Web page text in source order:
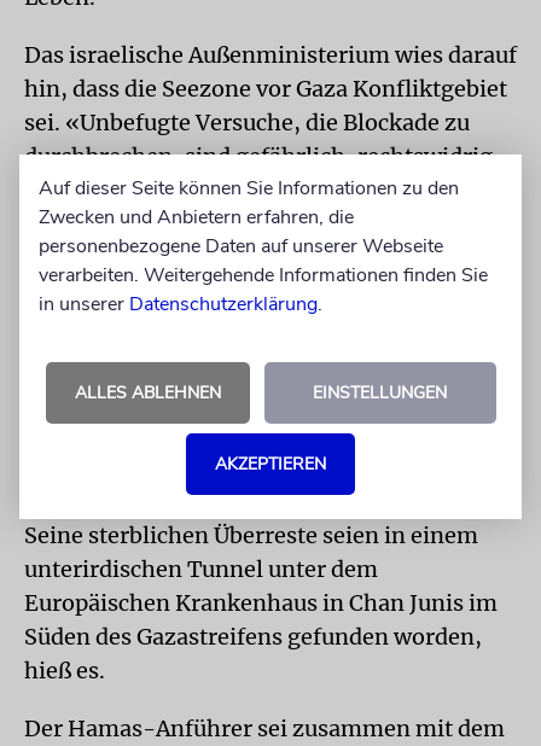
Das israelische Außenministerium wies darauf
hin, dass die Seezone vor Gaza Konfliktgebiet
sei. «Unbefugte Versuche, die Blockade zu
durchbrechen, sind gefährlich, rechtswidrig
und unterminieren die derzeitigen
humanitären Bemühungen.»
Armee: Leiche von Hamas-Führer
identifiziert
Derweil wurde nach Angaben der israelischen
Armee die Leiche des Hamas-Militärchefs
Mohammed al-Sinwar identifiziert - der
Bruder des einstigen, ebenfalls
getöteten Hamas-Anführers Jihia al-Sinwar.
Seine sterblichen Überreste seien in einem
unterirdischen Tunnel unter dem
Europäischen Krankenhaus in Chan Junis im
Süden des Gazastreifens gefunden worden,
hieß es.
Der Hamas-Anführer sei zusammen mit dem
Auf dieser Seite können Sie Informationen zu den
Zwecken und Anbietern erfahren, die
personenbezogene Daten auf unserer Webseite
verarbeiten. Weitergehende Informationen finden Sie
in unserer Datenschutzerklärung.
ALLES ABLEHNEN EINSTELLUNGEN
AKZEPTIEREN